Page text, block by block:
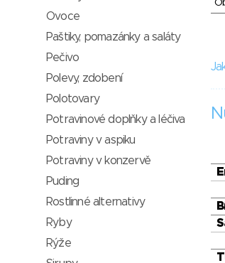
Ovoce
Paštiky, pomazánky a saláty
Pečivo
Polevy, zdobení
Polotovary
Potravinové doplňky a léčiva
Potraviny v aspiku
Potraviny v konzervě
Puding
Rostlinné alternativy
Ryby
Rýže